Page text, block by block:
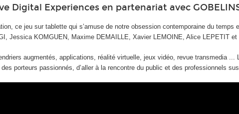
Digital Experiences en partenariat avec
ce jeu sur tablette qui s’amuse de notre obsession contemporaine du
Jessica KOMGUEN, Maxime DEMAILLE, Xavier LEMOINE, Alice LEPETIT
augmentés, applications, réalité virtuelle, jeux vidéo, revue transmedia
porteurs passionnés, d’aller à la rencontre du public et des professionnels